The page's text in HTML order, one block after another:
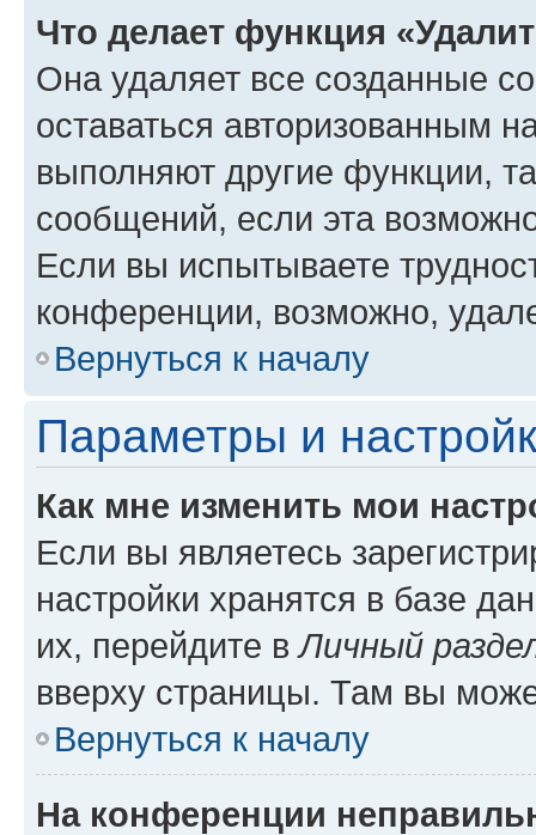
Что делает функция
Она удаляет все созданные
оставаться авторизованным
выполняют другие функции,
сообщений, если эта
Если вы испытываете
конференции, возможно,
Вернуться к началу
Параметры и
Как мне изменить мои
Если вы являетесь
настройки хранятся в базе
их, перейдите вЛичный
вверху страницы. Там вы
Вернуться к началу
На конференции